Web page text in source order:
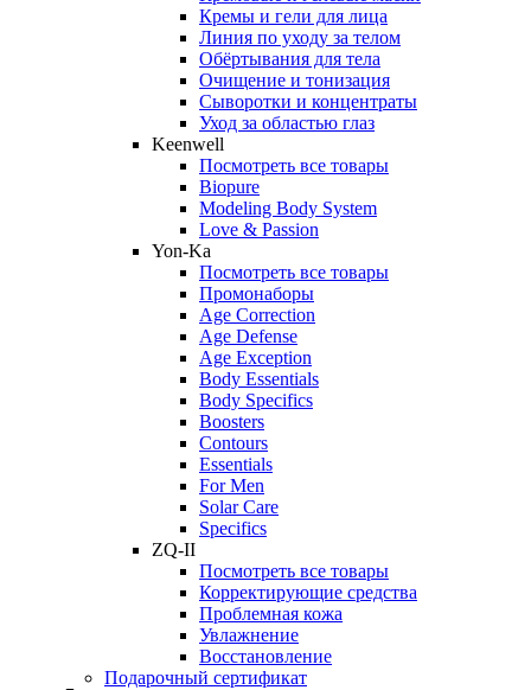
Кремы и гели для лица
Линия по уходу за телом
Обёртывания для тела
Очищение и тонизация
Сыворотки и концентраты
Уход за областью глаз
Keenwell
Посмотреть все товары
Biopure
Modeling Body System
Love & Passion
Yon-Ka
Посмотреть все товары
Промонаборы
Age Correction
Age Defense
Age Exception
Body Essentials
Body Specifics
Boosters
Contours
Essentials
For Men
Solar Care
Specifics
ZQ-II
Посмотреть все товары
Корректирующие средства
Проблемная кожа
Увлажнение
Восстановление
Подарочный сертификат